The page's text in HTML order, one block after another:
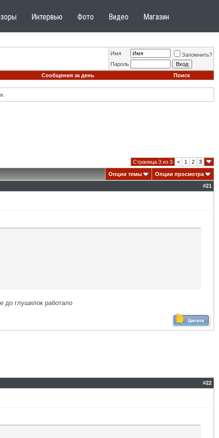
Интервью Фото Видео Магазин
Имя
Запомнить?
Пароль
Сообщения за день
Поиск
Страница 3 из 3 < 1 2 3
Опции темы
Опции просмотра
#21
до глушилок работало
#22